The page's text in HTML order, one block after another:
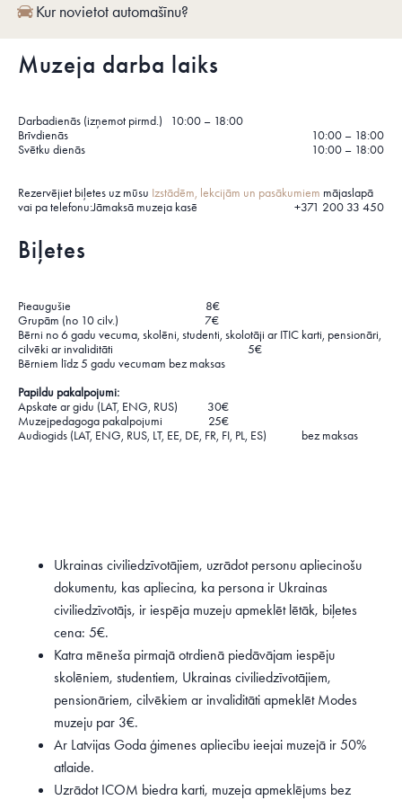
Kur novietot automašīnu?
Muzeja darba laiks
Darbadienās (izņemot pirmd.) 10:00 – 18:00
Brīvdienās
10:00 – 18:00
Svētku dienās
10:00 – 18:00
Rezervējiet biļetes uz mūsu Izstādēm, lekcijām un pasākumiem mājaslapā
vai pa telefonu:
+371 200 33 450
Jāmaksā muzeja kasē
Biļetes
Pieaugušie 8€
Grupām (no 10 cilv.) 7€
Bērni no 6 gadu vecuma, skolēni, studenti, skolotāji ar ITIC karti, pensionāri,
cilvēki ar invaliditāti 5€
Bērniem līdz 5 gadu vecumam bez maksas
Papildu pakalpojumi:
Apskate ar gidu (LAT, ENG, RUS) 30€
Muzejpedagoga pakalpojumi 25€
Audiogids (LAT, ENG, RUS, LT, EE, DE, FR, FI, PL, ES) bez maksas
Ukrainas civiliedzīvotājiem, uzrādot personu apliecinošu
dokumentu, kas apliecina, ka persona ir Ukrainas
civiliedzīvotājs, ir iespēja muzeju apmeklēt lētāk, biļetes
cena: 5€.
Katra mēneša pirmajā otrdienā piedāvājam iespēju
skolēniem, studentiem, Ukrainas civiliedzīvotājiem,
pensionāriem, cilvēkiem ar invaliditāti apmeklēt Modes
muzeju par 3€.
Ar Latvijas Goda ģimenes apliecību ieejai muzejā ir 50%
atlaide.
Uzrādot ICOM biedra karti, muzeja apmeklējums bez